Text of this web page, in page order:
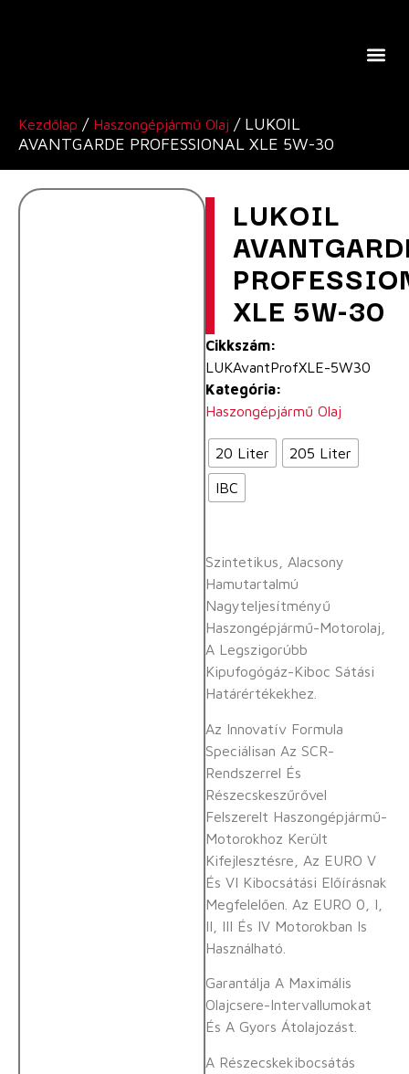
Kezdőlap / Haszongépjármű Olaj / LUKOIL
AVANTGARDE PROFESSIONAL XLE 5W-30
LUKOIL
XLE 5W-30
Cikkszám:
LUKAvantProfXLE-5W30
Kategória:
Haszongépjármű Olaj
20 Liter 205 Liter
IBC
Szintetikus, Alacsony
Hamutartalmú
Nagyteljesítményű
Haszongépjármű-Motorolaj,
A Legszigorúbb
Kipufogógáz-Kiboc Sátási
Határértékekhez.
Az Innovatív Formula
Speciálisan Az SCR-
Rendszerrel És
Részecskeszűrővel
Felszerelt Haszongépjármű-
Motorokhoz Került
Kifejlesztésre, Az EURO V
És VI Kibocsátási Előírásnak
Megfelelően. Az EURO 0, I,
II, III És IV Motorokban Is
Használható.
Garantálja A Maximális
Olajcsere-Intervallumokat
És A Gyors Átolajozást.
A Részecskekibocsátás